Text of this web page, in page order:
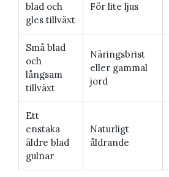
blad och
gles tillväxt
För lite ljus
Små blad
och
långsam
tillväxt
Näringsbrist
eller gammal
jord
Ett
enstaka
äldre blad
gulnar
Naturligt
åldrande